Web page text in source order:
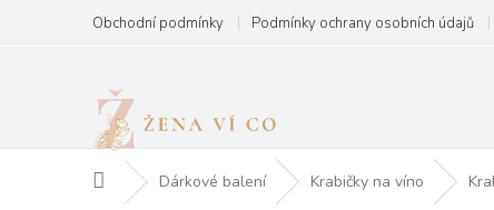
obsah
Obchodní podmínky Podmínky ochrany osobních údajů
Domů Dárkové balení Krabičky na víno